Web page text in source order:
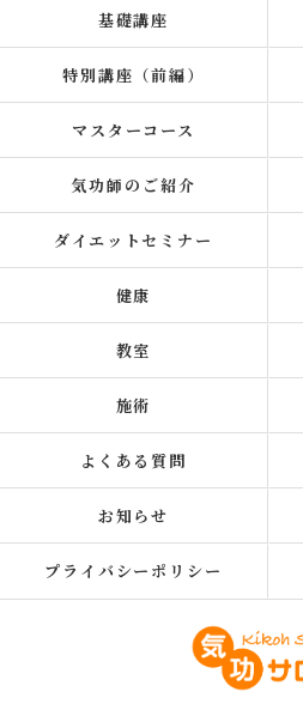
基礎講座
特別講座（前編）
マスターコース
気功師のご紹介
ダイエットセミナー
健康
教室
施術
よくある質問
お知らせ
プライバシーポリシー